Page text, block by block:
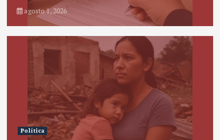
agosto 1, 2026
Política